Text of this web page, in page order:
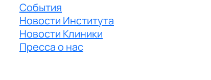
События
Новости Института
Новости Клиники
Пресса о нас